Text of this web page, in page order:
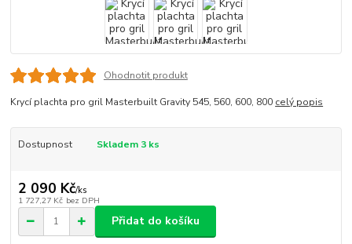
Ohodnotit produkt
Krycí plachta pro gril Masterbuilt Gravity 545, 560, 600, 800 celý popis
Dostupnost Skladem 3 ks
2 090 Kč/ks
1 727,27 Kč bez DPH
Přidat do košíku